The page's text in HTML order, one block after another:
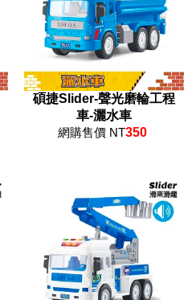
碩捷Slider-聲光磨輪工程
車-灑水車
網購售價 NT350